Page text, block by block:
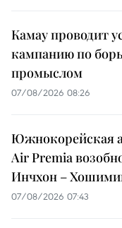
Камау проводит
кампанию по
промыслом
07/08/2026 08:26
Южнокорейская
Air Premia
Инчхон –
07/08/2026 07:43